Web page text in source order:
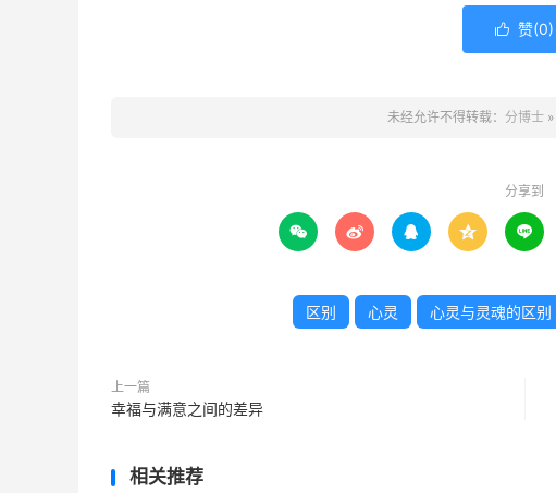
 赞(0)
未经允许不得转载： 分博士 »
分享到
    
区别 心灵 心灵与灵魂的区别
上一篇
幸福与满意之间的差异
相关推荐